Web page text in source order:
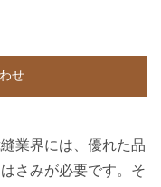
せ
業界には、優れた品
さみが必要です。そ